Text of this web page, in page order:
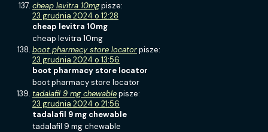
cheap levitra 10mgpisze:
23 grudnia 2024 o 12:28
cheap levitra 10mg
cheap levitra 10mg
boot pharmacy store locatorpisze:
23 grudnia 2024 o 13:56
boot pharmacy store locator
boot pharmacy store locator
tadalafil 9 mg chewablepisze:
23 grudnia 2024 o 21:56
tadalafil 9 mg chewable
tadalafil 9 mg chewable